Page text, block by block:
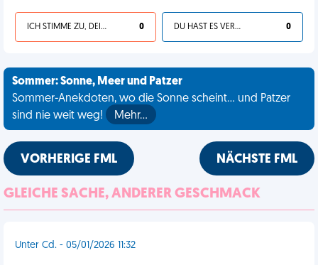
ICH STIMME ZU, DEIN LEBEN IST SCHEISSE 0 DU HAST ES VERDIENT 0
Sommer: Sonne, Meer und Patzer
Sommer-Anekdoten, wo die Sonne scheint... und Patzer
sind nie weit weg!
Mehr…
VORHERIGE FML NÄCHSTE FML
GLEICHE SACHE, ANDERER GESCHMACK
Unter Cd. - 05/01/2026 11:32